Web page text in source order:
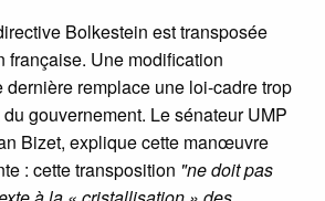
Bolkestein est transposée
française. Une modification
dernière remplace une loi-cadre trop
gouvernement. Le sénateur UMP
Bizet, explique cette manœuvre
: cette transposition "ne doit pas